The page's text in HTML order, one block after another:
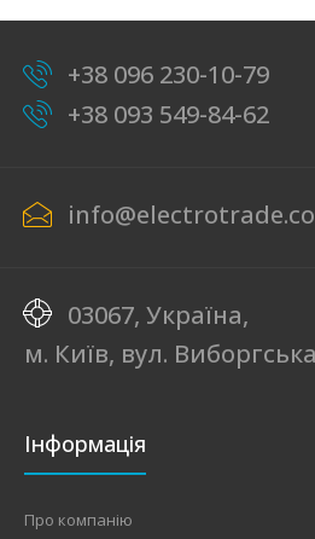
+38 096 230-10-79
+38 093 549-84-62
03067, Україна,
м. Київ, вул.
Інформація
Про компанію